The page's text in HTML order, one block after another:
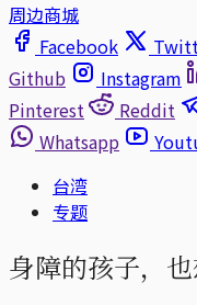
周边商城
Facebook
Github
Instagram
Pinterest
Reddit
Whatsapp
台湾
专题
身障的孩子，